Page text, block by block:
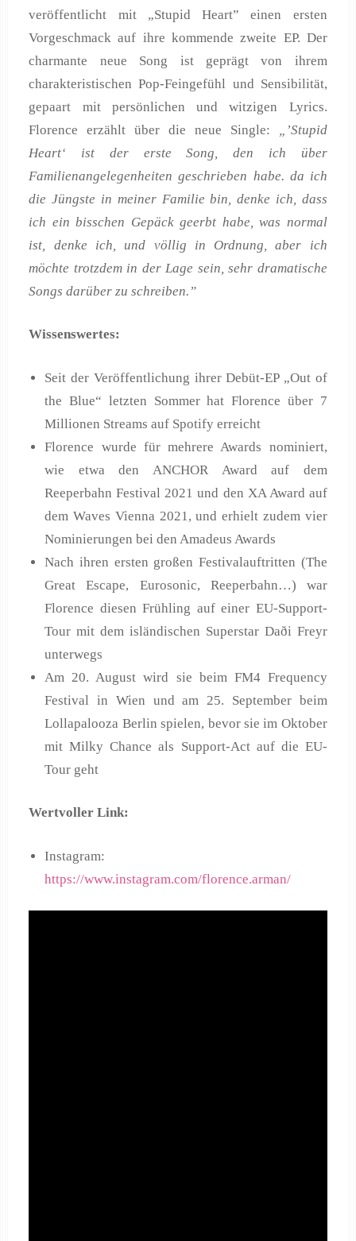
veröffentlicht mit „Stupid Heart” einen ersten
Vorgeschmack auf ihre kommende zweite EP. Der
charmante neue Song ist geprägt von ihrem
charakteristischen Pop-Feingefühl und Sensibilität,
gepaart mit persönlichen und witzigen Lyrics.
Florence erzählt über die neue Single: „’Stupid
Heart‘ ist der erste Song, den ich über
Familienangelegenheiten geschrieben habe. da ich
die Jüngste in meiner Familie bin, denke ich, dass
ich ein bisschen Gepäck geerbt habe, was normal
ist, denke ich, und völlig in Ordnung, aber ich
möchte trotzdem in der Lage sein, sehr dramatische
Songs darüber zu schreiben.”
Wissenswertes:
Seit der Veröffentlichung ihrer Debüt-EP „Out of
the Blue“ letzten Sommer hat Florence über 7
Millionen Streams auf Spotify erreicht
Florence wurde für mehrere Awards nominiert,
wie etwa den ANCHOR Award auf dem
Reeperbahn Festival 2021 und den XA Award auf
dem Waves Vienna 2021, und erhielt zudem vier
Nominierungen bei den Amadeus Awards
Nach ihren ersten großen Festivalauftritten (The
Great Escape, Eurosonic, Reeperbahn…) war
Florence diesen Frühling auf einer EU-Support-
Tour mit dem isländischen Superstar Daði Freyr
unterwegs
Am 20. August wird sie beim FM4 Frequency
Festival in Wien und am 25. September beim
Lollapalooza Berlin spielen, bevor sie im Oktober
mit Milky Chance als Support-Act auf die EU-
Tour geht
Wertvoller Link:
Instagram:
https://www.instagram.com/florence.arman/